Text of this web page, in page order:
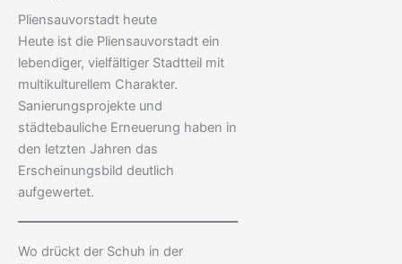
Pliensauvorstadt heute
Heute ist die Pliensauvorstadt ein
lebendiger, vielfältiger Stadtteil mit
multikulturellem Charakter.
Sanierungsprojekte und
städtebauliche Erneuerung haben in
den letzten Jahren das
Erscheinungsbild deutlich
aufgewertet.
Wo drückt der Schuh in der